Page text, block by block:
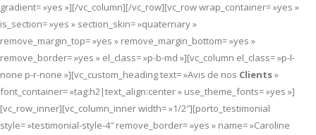
gradient= »yes »][/vc_column][/vc_row][vc_row wrap_container= »yes »
is_section= »yes » section_skin= »quaternary »
remove_margin_top= »yes » remove_margin_bottom= »yes »
remove_border= »yes » el_class= »p-b-md »][vc_column el_class= »p-l-
none p-r-none »][vc_custom_heading text= »Avis de nos Clients»
font_container= »tag:h2|text_align:center » use_theme_fonts= »yes »]
[vc_row_inner][vc_column_inner width= »1/2″][porto_testimonial
style= »testimonial-style-4″ remove_border= »yes » name= »Caroline